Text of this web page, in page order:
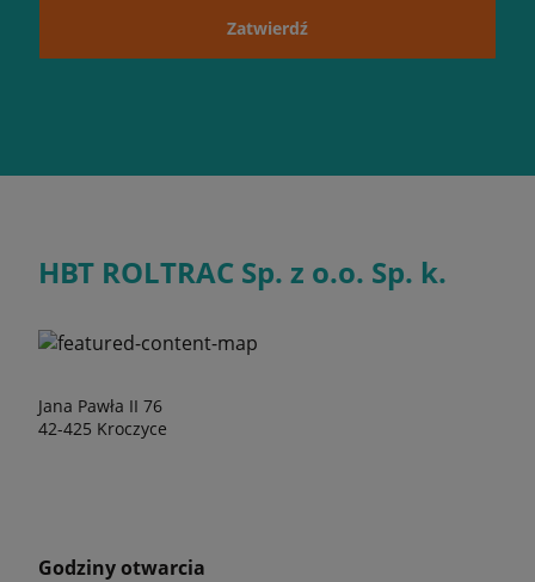
Zatwierdź
HBT ROLTRAC Sp. z o.o. Sp. k.
Jana Pawła II 76
42-425 Kroczyce
Godziny otwarcia